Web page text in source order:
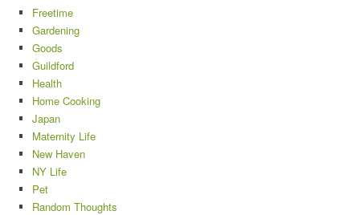
Freetime
Gardening
Goods
Guildford
Health
Home Cooking
Japan
Maternity Life
New Haven
NY Life
Pet
Random Thoughts